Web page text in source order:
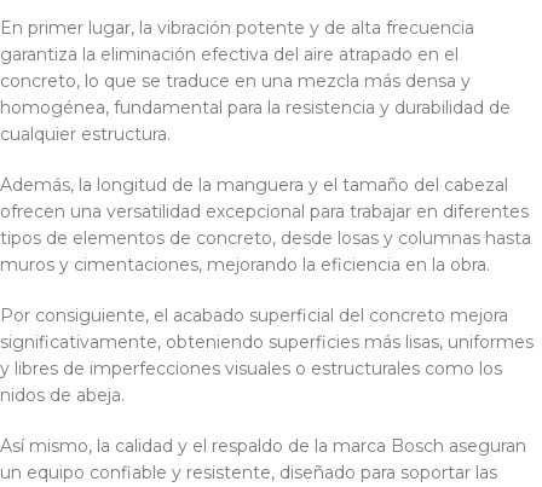
En primer lugar, la vibración potente y de alta frecuencia
garantiza la eliminación efectiva del aire atrapado en el
concreto, lo que se traduce en una mezcla más densa y
homogénea, fundamental para la resistencia y durabilidad de
cualquier estructura.
Además, la longitud de la manguera y el tamaño del cabezal
ofrecen una versatilidad excepcional para trabajar en diferentes
tipos de elementos de concreto, desde losas y columnas hasta
muros y cimentaciones, mejorando la eficiencia en la obra.
Por consiguiente, el acabado superficial del concreto mejora
significativamente, obteniendo superficies más lisas, uniformes
y libres de imperfecciones visuales o estructurales como los
nidos de abeja.
Así mismo, la calidad y el respaldo de la marca Bosch aseguran
un equipo confiable y resistente, diseñado para soportar las